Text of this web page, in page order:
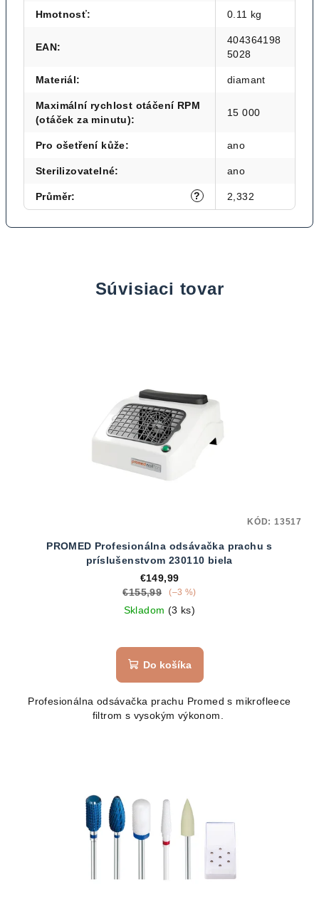
Hmotnosť: 0.11 kg
EAN:
404364198
5028
Materiál: diamant
Maximální rychlost otáčení RPM
(otáček za minutu):
15 000
Pro ošetření kůže: ano
Sterilizovatelné: ano
?
Průměr: 2,332
Súvisiaci tovar
PROMED Profesionálna odsávačka prachu s
príslušenstvom 230110 biela
€149,99
€155,99
(–3 %)
Skladom (3 ks)
Do košíka
Profesionálna odsávačka prachu Promed s mikrofleece
filtrom s vysokým výkonom.
KÓD: 13517